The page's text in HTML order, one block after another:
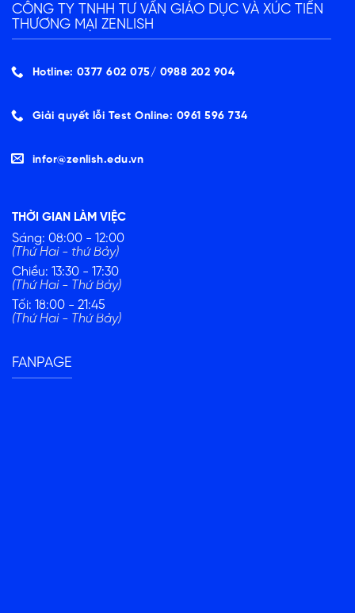
CÔNG TY TNHH TƯ VẤN GIÁO DỤC VÀ XÚC TIẾN
THƯƠNG MẠI ZENLISH
Hotline: 0377 602 075/ ‭0988 202 904‬
Giải quyết lỗi Test Online: 0961 596 734
infor@zenlish.edu.vn
THỜI GIAN LÀM VIỆC
Sáng: 08:00 - 12:00
(Thứ Hai - thứ Bảy)
Chiều: 13:30 - 17:30
(Thứ Hai - Thứ Bảy)
Tối: 18:00 - 21:45
(Thứ Hai - Thứ Bảy)
FANPAGE